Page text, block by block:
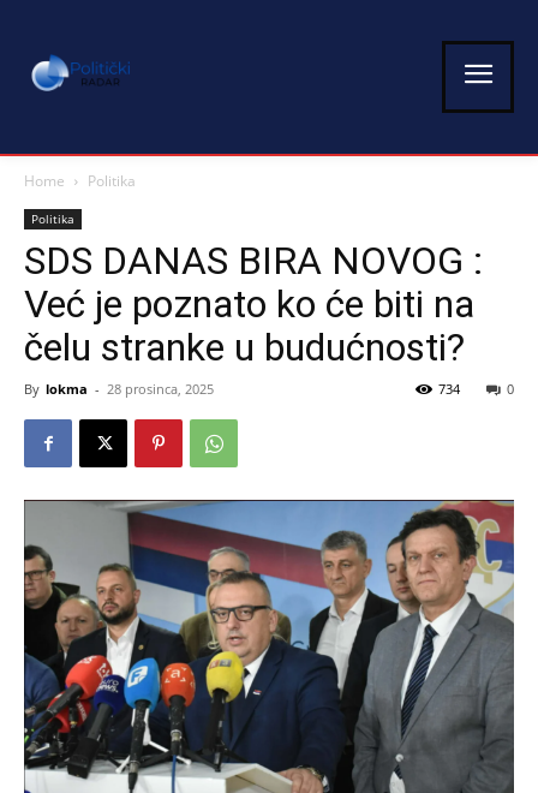
Home Politika
Politika
SDS DANAS BIRA NOVOG :
Već je poznato ko će biti na
čelu stranke u budućnosti?
By lokma - 28 prosinca, 2025 0
734